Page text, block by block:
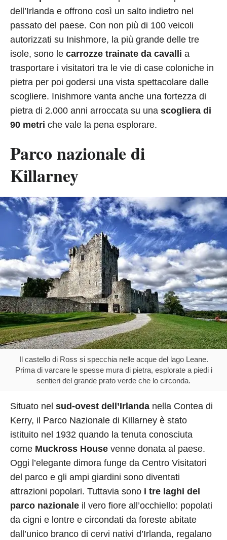
dell’Irlanda e offrono così un salto indietro nel
passato del paese. Con non più di 100 veicoli
autorizzati su Inishmore, la più grande delle tre
isole, sono le carrozze trainate da cavalli a
trasportare i visitatori tra le vie di case coloniche in
pietra per poi godersi una vista spettacolare dalle
scogliere. Inishmore vanta anche una fortezza di
pietra di 2.000 anni arroccata su una scogliera di
90 metri che vale la pena esplorare.
Parco nazionale di
Killarney
Il castello di Ross si specchia nelle acque del lago Leane.
Prima di varcare le spesse mura di pietra, esplorate a piedi i
sentieri del grande prato verde che lo circonda.
Situato nel sud-ovest dell’Irlanda nella Contea di
Kerry, il Parco Nazionale di Killarney è stato
istituito nel 1932 quando la tenuta conosciuta
come Muckross House venne donata al paese.
Oggi l’elegante dimora funge da Centro Visitatori
del parco e gli ampi giardini sono diventati
attrazioni popolari. Tuttavia sono i tre laghi del
parco nazionale il vero fiore all’occhiello: popolati
da cigni e lontre e circondati da foreste abitate
dall’unico branco di cervi nativi d’Irlanda, regalano